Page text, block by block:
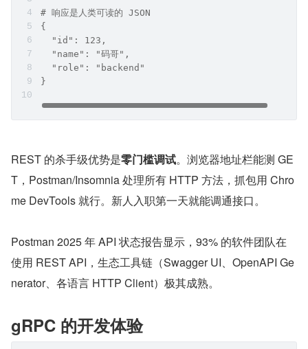
# 响应是人类可读的 JSON
{
  "id": 123,
  "name": "码哥",
  "role": "backend"
}
REST 的杀手级优势是零门槛调试。浏览器地址栏能测 GE
T，Postman/Insomnia 处理所有 HTTP 方法，抓包用 Chro
me DevTools 就行。新人入职第一天就能调通接口。
Postman 2025 年 API 状态报告显示，93% 的软件团队在
使用 REST API，生态工具链（Swagger UI、OpenAPI Ge
nerator、各语言 HTTP Client）极其成熟。
gRPC 的开发体验